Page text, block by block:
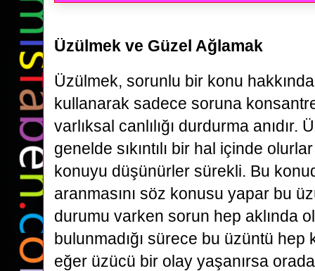
Üzülmek ve Güzel Ağlamak
Üzülmek, sorunlu bir konu
kullanarak sadece soruna
varlıksal canlılığı durdurma anıdır.
genelde sıkıntılı bir hal içinde
konuyu düşünürler sürekli. Bu
aranmasını söz konusu yapar bu
durumu varken sorun hep aklında
bulunmadığı sürece bu üzüntü hep
eğer üzücü bir olay yaşanırsa